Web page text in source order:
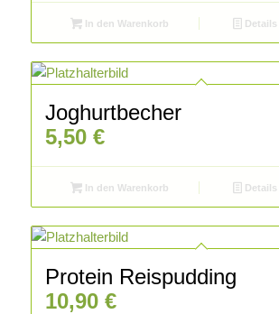
In den Warenkorb
Joghurtbecher
5,50 €
In den Warenkorb
Protein Reispudding
10,90 €